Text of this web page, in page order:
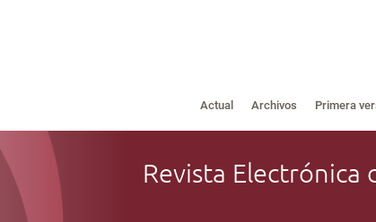
Actual Archivos Primera
Revista Electrónica